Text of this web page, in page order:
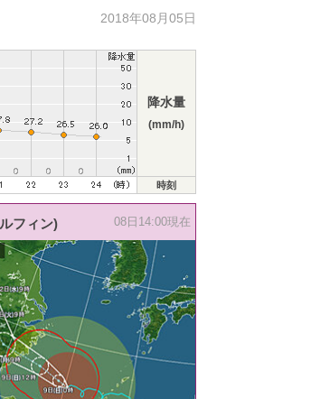
2018年08月05日
降水量
(mm/h)
時刻
フィン) 08日14:00現在